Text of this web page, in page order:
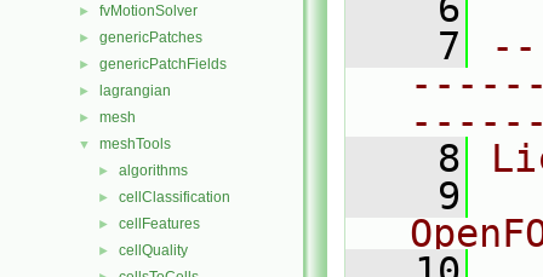
► fvMotionSolver
► genericPatches
► genericPatchFields
► lagrangian
► mesh
▼ meshTools
► algorithms
► cellClassification
► cellFeatures
► cellQuality
    7
    8
    9